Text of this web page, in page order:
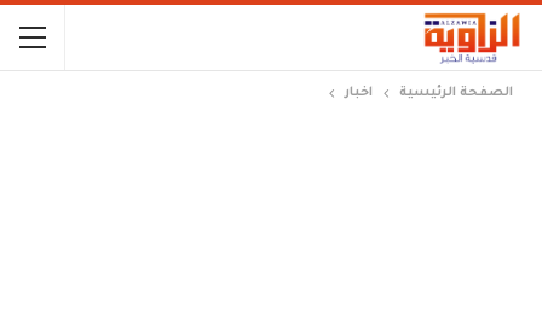
الصفحة الرئيسية اخبار